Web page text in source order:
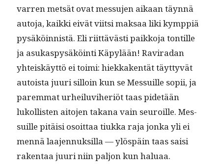
var­ren met­sät ovat mes­su­jen aikaan täyn­nä
auto­ja, kaik­ki eivät viit­si mak­saa liki kymp­piä
pysäköin­nistä. Eli riit­tävästi paikko­ja ton­tille
ja asukaspysäköin­ti Käpylään! Ravi­radan
yhteiskäyt­tö ei toi­mi: hiekkak­en­tät täyt­tyvät
autoista juuri sil­loin kun se Mes­suille sopii, ja
parem­mat urheilu­vi­her­iöt taas pide­tään
lukol­lis­ten aito­jen takana vain seu­roille. Mes­
suille pitäisi osoit­taa tiuk­ka raja jon­ka yli ei
men­nä laa­jen­nuk­sil­la — ylöspäin taas saisi
rak­en­taa juuri niin paljon kun haluaa.